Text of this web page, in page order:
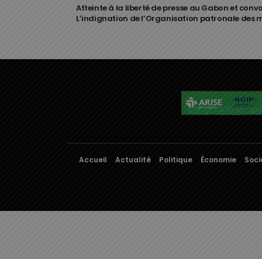
Atteinte à la liberté de presse au Gabon et
L’indignation de l’Organisation patronale des
Accueil Actualité Politique Économie